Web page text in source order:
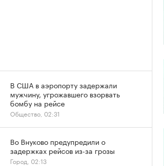
В США в аэропорту задержали
мужчину, угрожавшего взорвать
бомбу на рейсе
Общество, 02:31
Во Внуково предупредили о
задержках рейсов из-за грозы
Город, 02:13